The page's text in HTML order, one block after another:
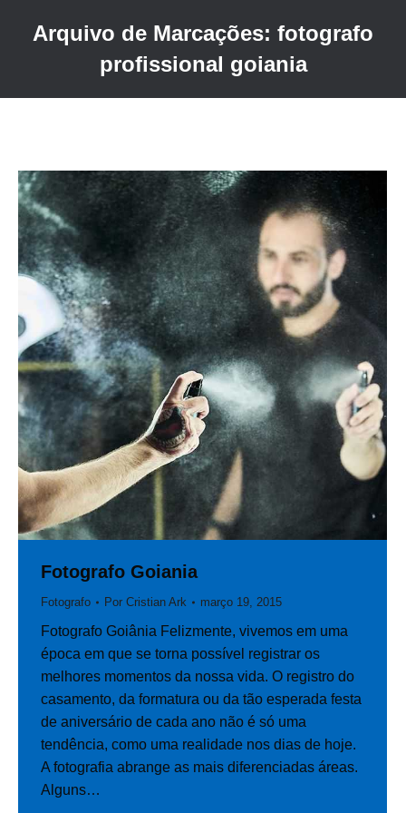
Arquivo de Marcações: fotografo
profissional goiania
Fotografo Goiania
Fotografo Por Cristian Ark março 19, 2015
Fotografo Goiânia Felizmente, vivemos em uma
época em que se torna possível registrar os
melhores momentos da nossa vida. O registro do
casamento, da formatura ou da tão esperada festa
de aniversário de cada ano não é só uma
tendência, como uma realidade nos dias de hoje.
A fotografia abrange as mais diferenciadas áreas.
Alguns…